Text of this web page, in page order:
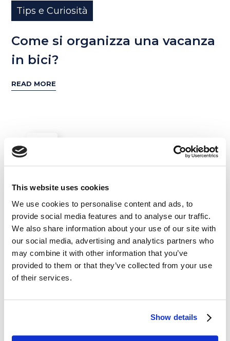
This website uses cookies
We use cookies to personalise content and ads, to
provide social media features and to analyse our traffic.
We also share information about your use of our site with
our social media, advertising and analytics partners who
may combine it with other information that you’ve
provided to them or that they’ve collected from your use
of their services.
Show details
Tips e Curiosità
Come si organizza una vacanza
in bici?
READ MORE
Tips e Curiosità
In vacanza con Game of
Thrones